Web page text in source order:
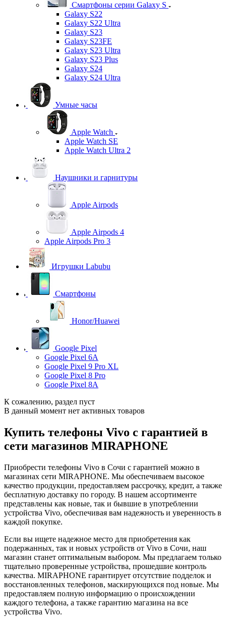
Смартфоны серии Galaxy S
Galaxy S22
Galaxy S22 Ultra
Galaxy S23
Galaxy S23FE
Galaxy S23 Ultra
Galaxy S23 Plus
Galaxy S24
Galaxy S24 Ultra
Умные часы
Apple Watch
Apple Watch SE
Apple Watch Ultra 2
Наушники и гарнитуры
Apple Airpods
Apple Airpods 4
Apple Airpods Pro 3
Игрушки Labubu
Смартфоны
Honor/Huawei
Google Pixel
Google Pixel 6A
Google Pixel 9 Pro XL
Google Pixel 8 Pro
Google Pixel 8A
К сожалению, раздел пуст
В данный момент нет активных товаров
Купить телефоны Vivo с гарантией в
сети магазинов MIRAPHONE
Приобрести телефоны Vivo в Сочи с гарантией можно в
магазинах сети MIRAPHONE. Мы обеспечиваем высокое
качество продукции, предоставляем рассрочку, кредит, а также
бесплатную доставку по городу. В нашем ассортименте
представлены как новые, так и бывшие в употреблении
устройства Vivo, обеспечивая вам надежность и уверенность в
каждой покупке.
Если вы ищете надежное место для приобретения как
подержанных, так и новых устройств от Vivo в Сочи, наш
магазин станет оптимальным выбором. Мы предлагаем только
тщательно проверенные устройства, прошедшие контроль
качества. MIRAPHONE гарантирует отсутствие подделок и
восстановленных телефонов, маскирующихся под новые. Мы
предоставляем полную информацию о происхождении
каждого телефона, а также гарантию магазина на все
устройства Vivo.